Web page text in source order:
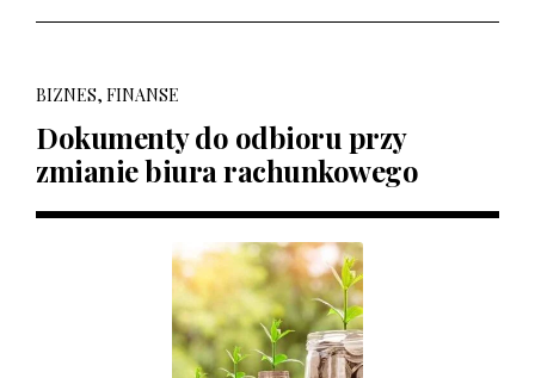
BIZNES, FINANSE
Dokumenty do odbioru przy
zmianie biura rachunkowego